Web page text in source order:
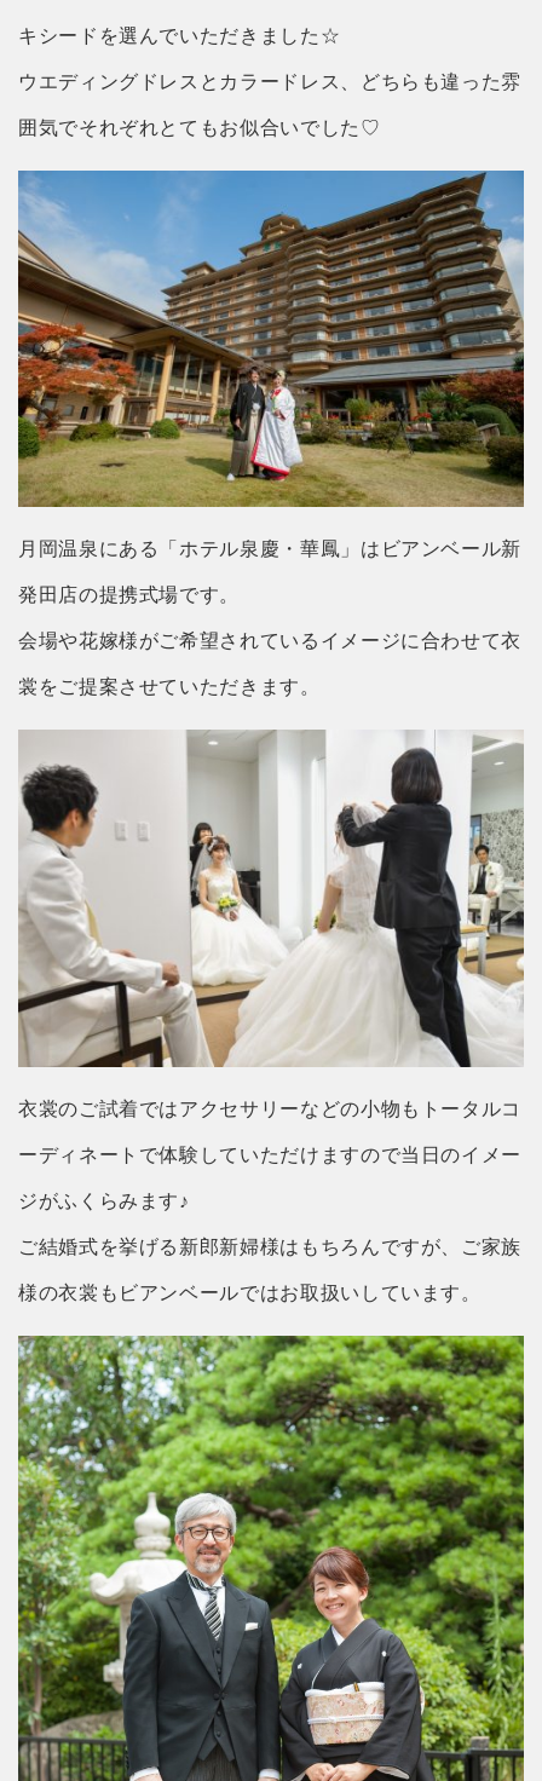
キシードを選んでいただきました☆
ウエディングドレスとカラードレス、どちらも違った雰
囲気でそれぞれとてもお似合いでした♡
月岡温泉にある「ホテル泉慶・華鳳」はビアンベール新
発田店の提携式場です。
会場や花嫁様がご希望されているイメージに合わせて衣
裳をご提案させていただきます。
衣裳のご試着ではアクセサリーなどの小物もトータルコ
ーディネートで体験していただけますので当日のイメー
ジがふくらみます♪
ご結婚式を挙げる新郎新婦様はもちろんですが、ご家族
様の衣裳もビアンベールではお取扱いしています。